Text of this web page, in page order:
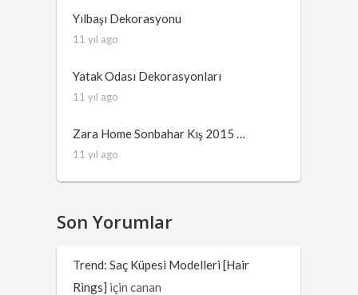
Yılbaşı Dekorasyonu
11 yıl ago
Yatak Odası Dekorasyonları
11 yıl ago
Zara Home Sonbahar Kış 2015 …
11 yıl ago
Son Yorumlar
Trend: Saç Küpesi Modelleri [Hair
Rings] içincanan